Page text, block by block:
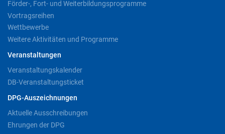
Förder-, Fort- und Weiterbildungsprogramme
Vortragsreihen
Wettbewerbe
Weitere Aktivitäten und Programme
Veranstaltungen
Veranstaltungskalender
DB-Veranstaltungsticket
DPG-Auszeichnungen
Aktuelle Ausschreibungen
Ehrungen der DPG